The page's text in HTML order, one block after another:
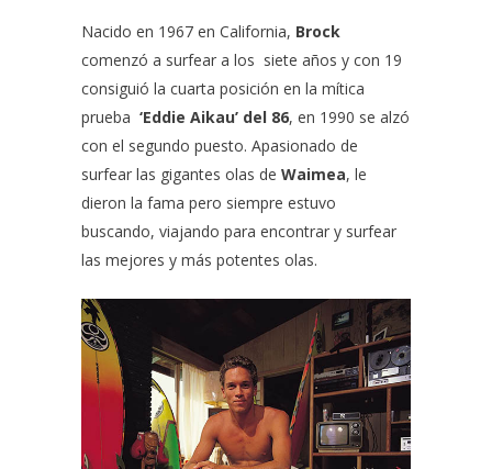
Nacido en 1967 en California, Brock
comenzó a surfear a los siete años y con 19
consiguió la cuarta posición en la mítica
prueba ‘Eddie Aikau’ del 86, en 1990 se alzó
con el segundo puesto. Apasionado de
surfear las gigantes olas de Waimea, le
dieron la fama pero siempre estuvo
buscando, viajando para encontrar y surfear
las mejores y más potentes olas.